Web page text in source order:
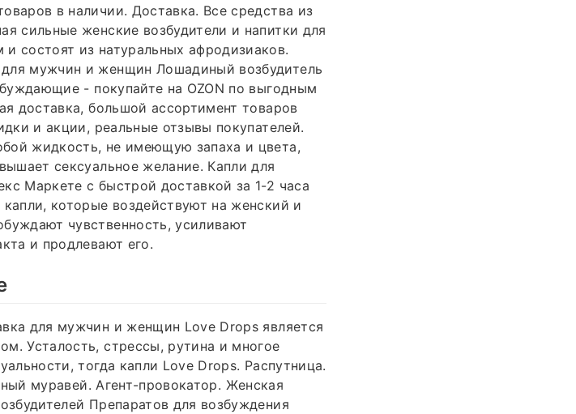
в наличии. Доставка. Все средства из
сильные женские возбудители и напитки для
состоят из натуральных афродизиаков.
мужчин и женщин Лошадиный возбудитель
- покупайте на OZON по выгодным
доставка, большой ассортимент товаров
и акции, реальные отзывы покупателей.
жидкость, не имеющую запаха и цвета,
сексуальное желание. Капли для
Маркете с быстрой доставкой за 1-2 часа
которые воздействуют на женский и
чувственность, усиливают
и продлевают его.
для мужчин и женщин Love Drops является
Усталость, стрессы, рутина и многое
тогда капли Love Drops. Распутница.
муравей. Агент-провокатор. Женская
Препаратов для возбуждения